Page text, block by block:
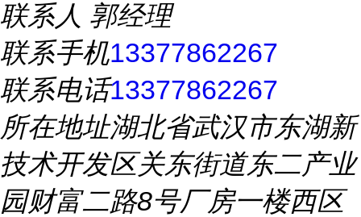
联系人 郭经理
联系手机13377862267
联系电话13377862267
所在地址湖北省武汉市东湖新
技术开发区关东街道东二产业
园财富二路8号厂房一楼西区